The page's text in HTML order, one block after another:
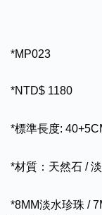
*MP023
*NTD$ 1180
*標準長度:
*材質：天然石 /
*8MM淡水珍珠 /